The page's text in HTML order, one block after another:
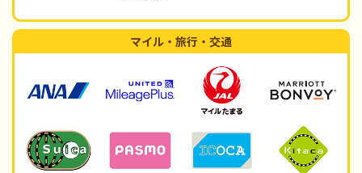
マイル・旅行・交通